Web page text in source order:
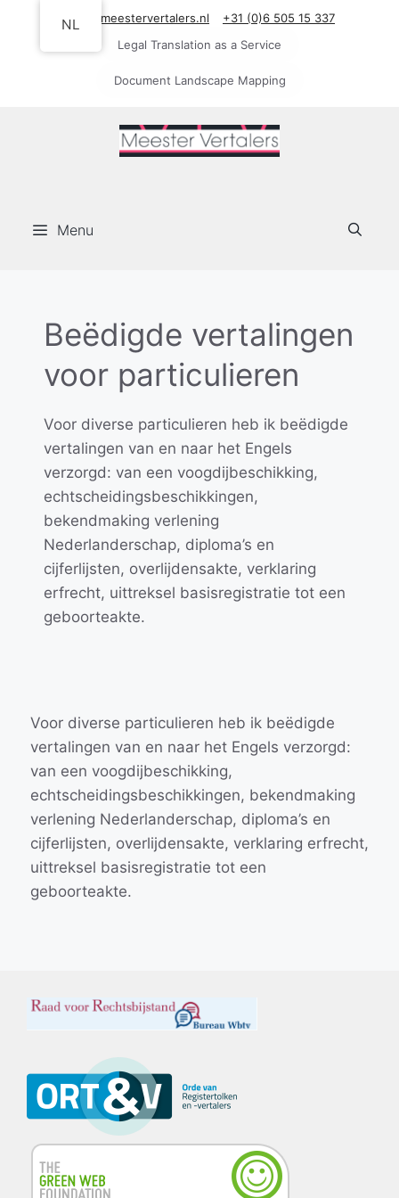
info@meestervertalers.nl
+31 (0)6 505 15 337
Legal Translation as a Service
Document Landscape Mapping
Menu
Beëdigde vertalingen
voor particulieren
Voor diverse particulieren heb ik beëdigde
vertalingen van en naar het Engels
verzorgd: van een voogdijbeschikking,
echtscheidingsbeschikkingen,
bekendmaking verlening
Nederlanderschap, diploma’s en
cijferlijsten, overlijdensakte, verklaring
erfrecht, uittreksel basisregistratie tot een
geboorteakte.
Voor diverse particulieren heb ik beëdigde
vertalingen van en naar het Engels verzorgd:
van een voogdijbeschikking,
echtscheidingsbeschikkingen, bekendmaking
verlening Nederlanderschap, diploma’s en
cijferlijsten, overlijdensakte, verklaring erfrecht,
uittreksel basisregistratie tot een
geboorteakte.
NL